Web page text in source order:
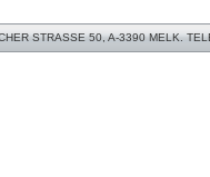
STRASSE 50, A-3390 MELK.